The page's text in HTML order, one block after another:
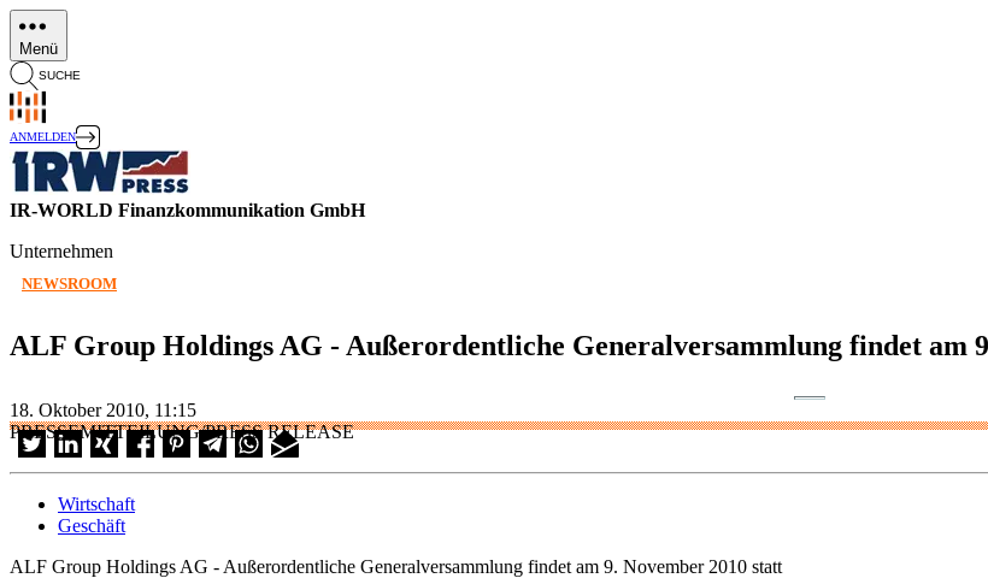
Direkt
zum
Inhalt
Menü
SUCHE
ANMELDEN
IR-WORLD Finanzkommunikation GmbH
Unternehmen
NEWSROOM
ALF Group Holdings AG - Außerordentliche Generalversammlung findet am
18. Oktober 2010, 11:15
PRESSEMITTEILUNG/PRESS RELEASE
Wirtschaft
Geschäft
ALF Group Holdings AG - Außerordentliche Generalversammlung findet am 9. November 2010 statt